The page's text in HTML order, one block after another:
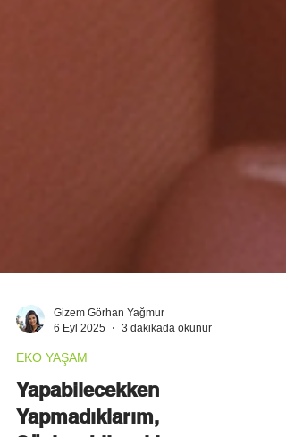
Gizem Görhan Yağmur
6 Eyl 2025
3 dakikada okunur
EKO YAŞAM